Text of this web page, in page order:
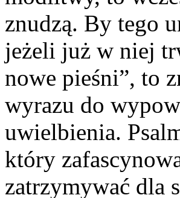
znudzą. By tego
jeżeli już w niej
nowe pieśni”, to
wyrazu do
uwielbienia.
który
zatrzymywać dla